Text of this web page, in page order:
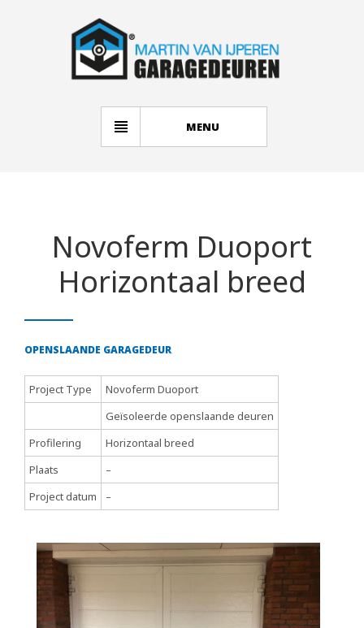
MENU
Novoferm Duoport
Horizontaal breed
OPENSLAANDE GARAGEDEUR
Project Type
Novoferm Duoport
Geïsoleerde openslaande deuren
Profilering
Horizontaal breed
Plaats
–
Project datum
–